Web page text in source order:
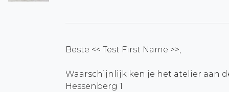
Beste << Test First Name >>,
Waarschijnlijk ken je het atelier aan
Hessenberg 1